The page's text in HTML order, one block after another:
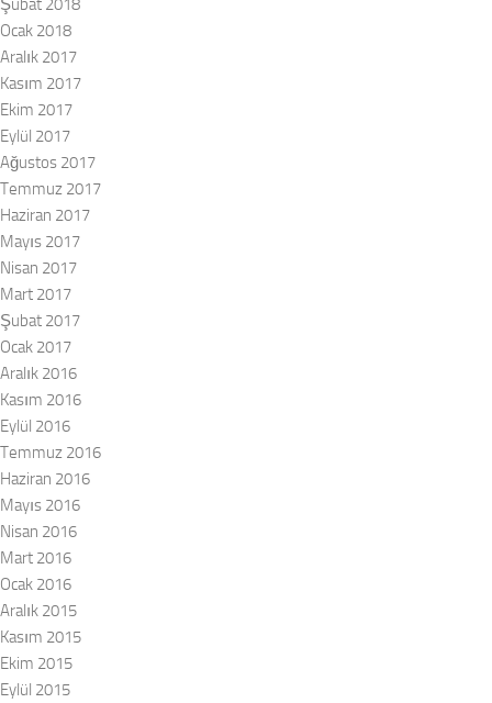
Şubat 2018
Ocak 2018
Aralık 2017
Kasım 2017
Ekim 2017
Eylül 2017
Ağustos 2017
Temmuz 2017
Haziran 2017
Mayıs 2017
Nisan 2017
Mart 2017
Şubat 2017
Ocak 2017
Aralık 2016
Kasım 2016
Eylül 2016
Temmuz 2016
Haziran 2016
Mayıs 2016
Nisan 2016
Mart 2016
Ocak 2016
Aralık 2015
Kasım 2015
Ekim 2015
Eylül 2015